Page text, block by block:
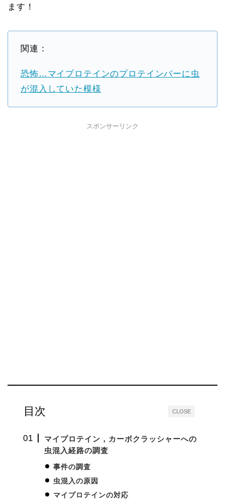
ます！
関連：
恐怖…マイプロテインのプロテインバーに虫
が混入していた模様
スポンサーリンク
CLOSE
目次
マイプロテイン，カーボクラッシャーへの
虫混入経路の調査
事件の調査
虫混入の原因
マイプロテインの対応